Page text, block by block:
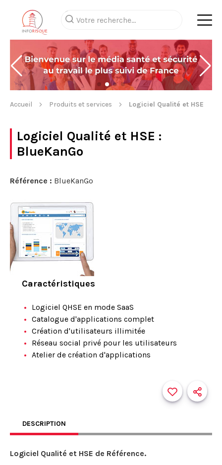
Accueil Produits et services Logiciel Qualité et HSE
Logiciel Qualité et HSE :
BlueKanGo
Référence : BlueKanGo
Caractéristiques
Logiciel QHSE en mode SaaS
Catalogue d'applications complet
Création d'utilisateurs illimitée
Réseau social privé pour les utilisateurs
Atelier de création d'applications
DESCRIPTION
Logiciel Qualité et HSE de Référence.